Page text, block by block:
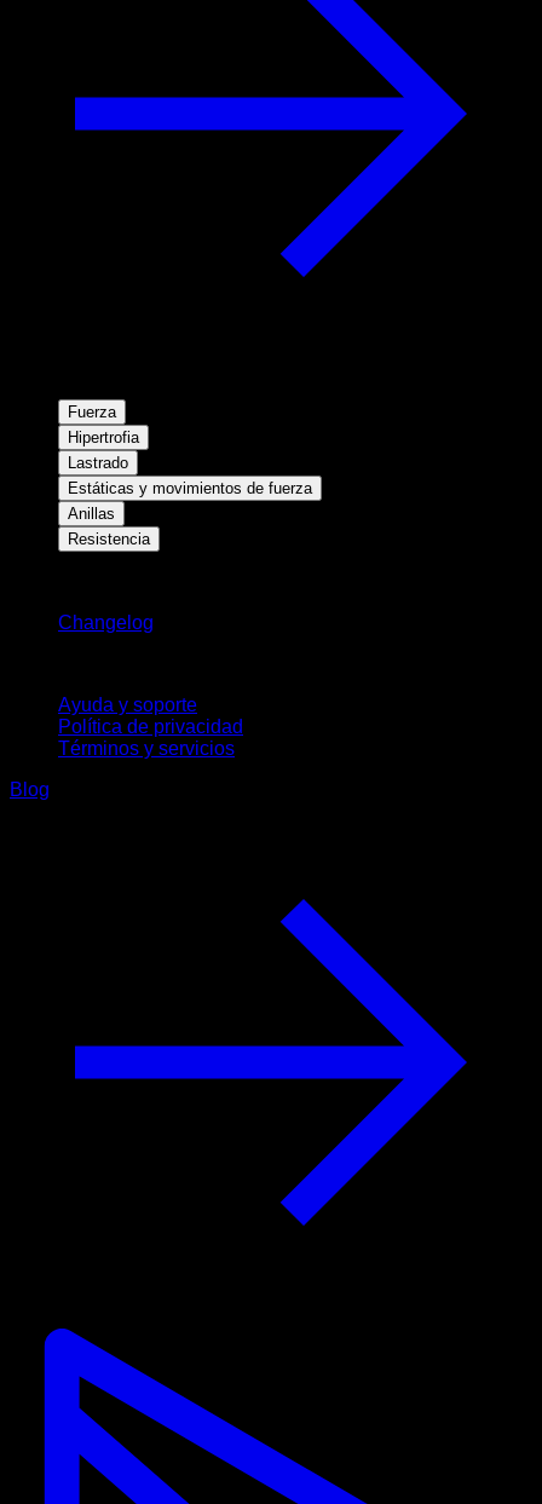
Fuerza
Hipertrofia
Lastrado
Estáticas y movimientos de fuerza
Anillas
Resistencia
Changelog
Ayuda y soporte
Política de privacidad
Términos y servicios
Blog